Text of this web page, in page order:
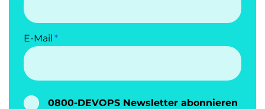
E-Mail
0800-DEVOPS Newsletter abonnieren